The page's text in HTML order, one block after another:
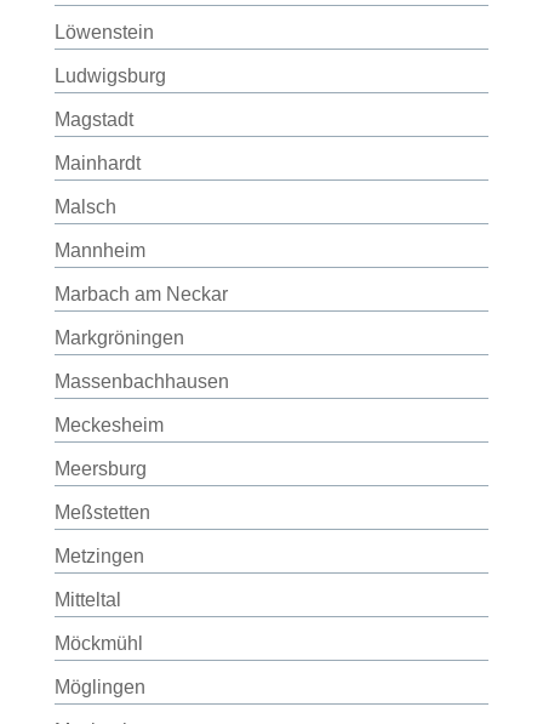
Löwenstein
Ludwigsburg
Magstadt
Mainhardt
Malsch
Mannheim
Marbach am Neckar
Markgröningen
Massenbachhausen
Meckesheim
Meersburg
Meßstetten
Metzingen
Mitteltal
Möckmühl
Möglingen